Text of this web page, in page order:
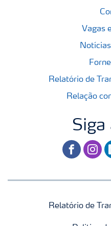
Vagas
Relatório de
Relação
Siga
facebook
Relatório de